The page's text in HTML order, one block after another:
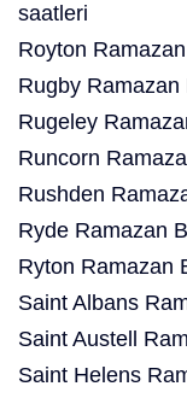
saatleri
Royton
Rugby Ramazan
Rugeley
Runcorn
Rushden
Ryde Ramazan
Ryton Ramazan
Saint Albans
Saint Austell
Saint Helens